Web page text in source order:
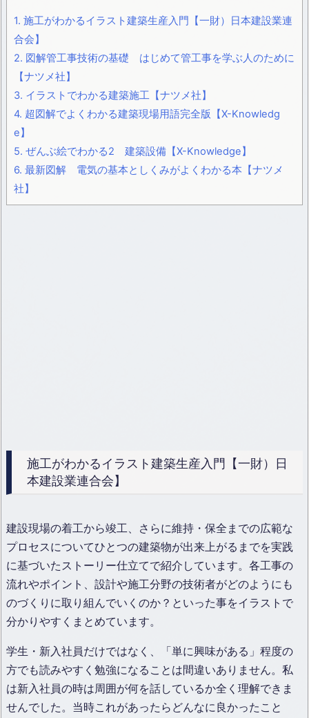
1. 施工がわかるイラスト建築生産入門【一財）日本建設業連
合会】
2. 図解管工事技術の基礎 はじめて管工事を学ぶ人のために
【ナツメ社】
3. イラストでわかる建築施工【ナツメ社】
4. 超図解でよくわかる建築現場用語完全版【X-Knowledg
e】
5. ぜんぶ絵でわかる2 建築設備【X-Knowledge】
6. 最新図解 電気の基本としくみがよくわかる本【ナツメ
社】
施工がわかるイラスト建築生産入門【一財）日
本建設業連合会】
建設現場の着工から竣工、さらに維持・保全までの広範な
プロセスについてひとつの建築物が出来上がるまでを実践
に基づいたストーリー仕立てで紹介しています。各工事の
流れやポイント、設計や施工分野の技術者がどのようにも
のづくりに取り組んでいくのか？といった事をイラストで
分かりやすくまとめています。
学生・新入社員だけではなく、「単に興味がある」程度の
方でも読みやすく勉強になることは間違いありません。私
は新入社員の時は周囲が何を話しているか全く理解できま
せんでした。当時これがあったらどんなに良かったこと